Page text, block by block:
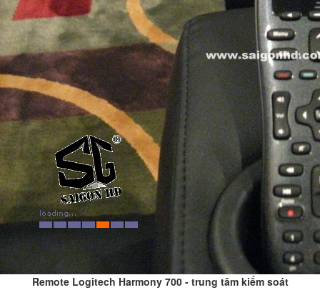
Remote Logitech Harmony 700 - trung tâm kiểm soát